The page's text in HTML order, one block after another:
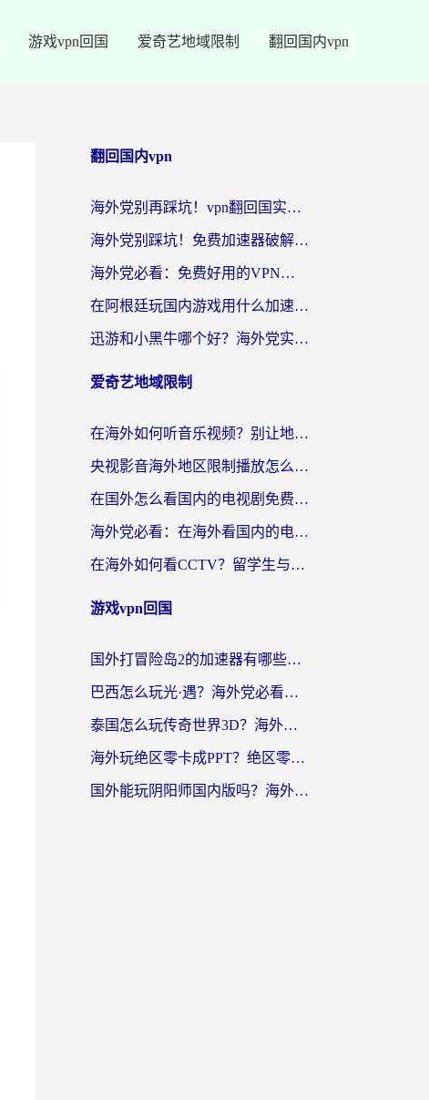
游戏vpn回国 爱奇艺地域限制 翻回国内vpn
翻回国内vpn
海外党别再踩坑！vpn翻回国实用指南——选对加速器，国内资源无缝用
海外党别踩坑！免费加速器破解版真的能用？教你无缝访问国内资源的正确姿势
海外党必看：免费好用的VPN？不如选对转国内加速器实现无缝追剧
在阿根廷玩国内游戏用什么加速器？3年海外党亲测实用指南
迅游和小黑牛哪个好？海外党实测指南，选对中国地址加速器才能无缝刷国内资源
爱奇艺地域限制
在海外如何听音乐视频？别让地域限制挡住你的华语旋律
央视影音海外地区限制播放怎么办？海外华人必看的追剧自由指南
在国外怎么看国内的电视剧免费？3个关键步骤+1款靠谱加速器帮你搞定
海外党必看：在海外看国内的电视剧的app选对了吗？3步解决地域限制烦恼
在海外如何看CCTV？留学生与海外华人的实用回国加速指南
游戏vpn回国
国外打冒险岛2的加速器有哪些？海外玩家国服畅玩全攻略（附实测推荐）
巴西怎么玩光·遇？海外党必看的国服游戏加速器选择指南（附3款热门游戏实测）
泰国怎么玩传奇世界3D？海外党国服游戏加速终极指南（附非洲欧洲热门游戏解决方案）
海外玩绝区零卡成PPT？绝区零加速器免费的推荐+实用技巧，附墨西哥玩谁是卧底美国玩和平精英攻略
国外能玩阴阳师国内版吗？海外党亲测有效的国服游戏加速指南